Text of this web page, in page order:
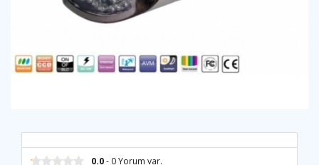
0.0- 0 Yorum var.